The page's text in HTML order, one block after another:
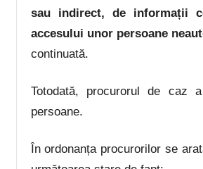
sau indirect, de informații
accesului unor persoane
continuată.
Totodată, procurorul de caz
persoane.
În ordonanța procurorilor se